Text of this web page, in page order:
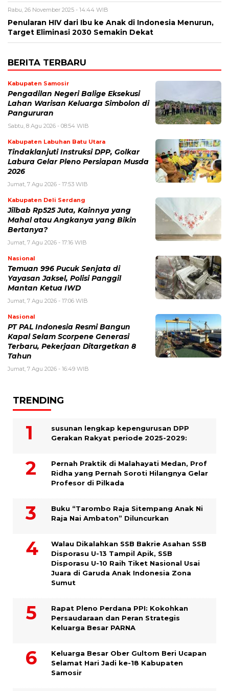
Rabu, 26 November 2025 - 14:44 WIB
Penularan HIV dari Ibu ke Anak di Indonesia Menurun,
Target Eliminasi 2030 Semakin Dekat
BERITA TERBARU
Kabupaten Samosir
Pengadilan Negeri Balige Eksekusi
Lahan Warisan Keluarga Simbolon di
Pangururan
Sabtu, 8 Agu 2026 - 08:54 WIB
Kabupaten Labuhan Batu Utara
Tindaklanjuti Instruksi DPP, Golkar
Labura Gelar Pleno Persiapan Musda
2026
Jumat, 7 Agu 2026 - 17:53 WIB
Kabupaten Deli Serdang
Jilbab Rp525 Juta, Kainnya yang
Mahal atau Angkanya yang Bikin
Bertanya?
Jumat, 7 Agu 2026 - 17:16 WIB
Nasional
Temuan 996 Pucuk Senjata di
Yayasan Jaksel, Polisi Panggil
Mantan Ketua IWD
Jumat, 7 Agu 2026 - 17:06 WIB
Nasional
PT PAL Indonesia Resmi Bangun
Kapal Selam Scorpene Generasi
Terbaru, Pekerjaan Ditargetkan 8
Tahun
Jumat, 7 Agu 2026 - 16:49 WIB
TRENDING
susunan lengkap kepengurusan DPP
Gerakan Rakyat periode 2025-2029:
Pernah Praktik di Malahayati Medan, Prof
Ridha yang Pernah Soroti Hilangnya Gelar
Profesor di Pilkada
Buku “Tarombo Raja Sitempang Anak Ni
Raja Nai Ambaton” Diluncurkan
Walau Dikalahkan SSB Bakrie Asahan SSB
Disporasu U-13 Tampil Apik, SSB
Disporasu U-10 Raih Tiket Nasional Usai
Juara di Garuda Anak Indonesia Zona
Sumut
Rapat Pleno Perdana PPI: Kokohkan
Persaudaraan dan Peran Strategis
Keluarga Besar PARNA
Keluarga Besar Ober Gultom Beri Ucapan
Selamat Hari Jadi ke-18 Kabupaten
Samosir